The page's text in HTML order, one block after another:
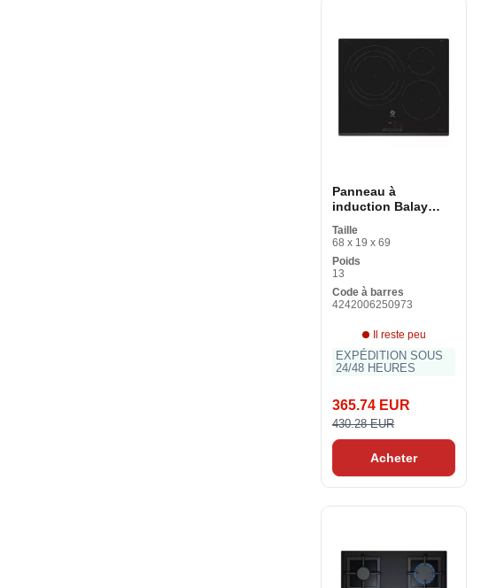
Panneau à
induction Balay
cm
Taille
68 x 19 x 69
Poids
13
Code à barres
4242006250973
Il reste peu
EXPÉDITION SOUS
24/48 HEURES
365.74 EUR
430.28 EUR
Acheter